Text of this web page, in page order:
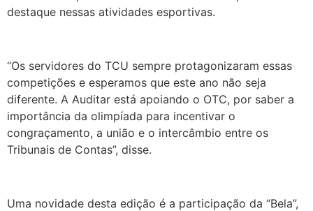
destaque nessas atividades esportivas.
“Os servidores do TCU sempre protagonizaram essas
competições e esperamos que este ano não seja
diferente. A Auditar está apoiando o OTC, por saber a
importância da olimpíada para incentivar o
congraçamento, a união e o intercâmbio entre os
Tribunais de Contas”, disse.
Uma novidade desta edição é a participação da “Bela”,